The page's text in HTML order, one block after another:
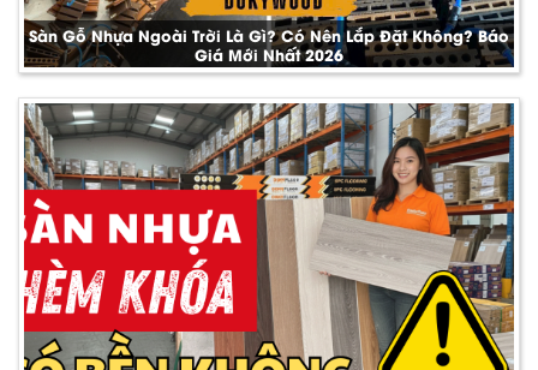
Sàn Gỗ Nhựa Ngoài Trời Là Gì? Có Nên Lắp Đặt Không? Báo
Giá Mới Nhất 2026